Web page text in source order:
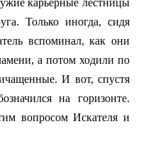
Только иногда, сидя
вспоминал, как они
а потом ходили по
И вот, спустя
на горизонте.
вопросом Искателя и